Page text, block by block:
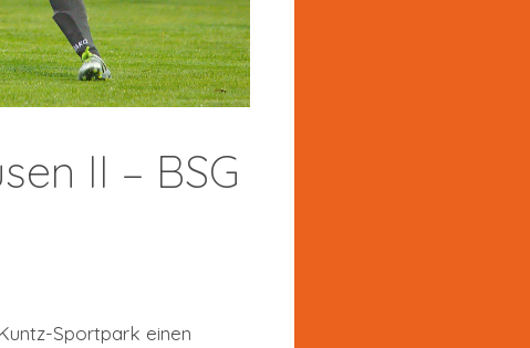
II – BSG
Sportpark einen